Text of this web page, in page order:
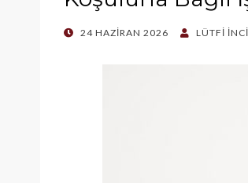
POSTED
24 HAZIRAN 2026 LÜTFI